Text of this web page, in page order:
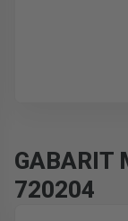
GABARIT
720204